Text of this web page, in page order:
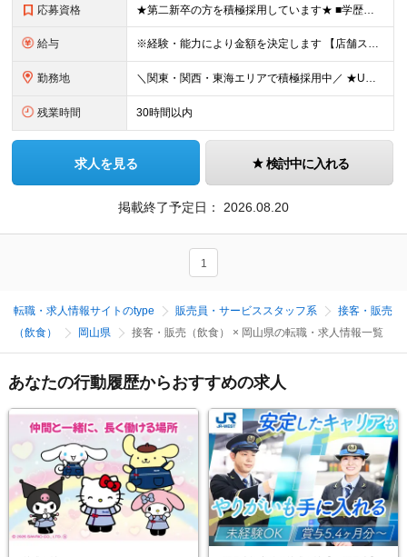
応募資格 ★第二新卒の方を積極採用しています★ ■学歴不問 ■業種・職種とも未経験OK！ ＼店長やエリアマネージャーの経験がある方は即戦力として／ 【ブランク・未経験の方も大歓迎】 大切なのは、スタッフや
給与 ※経験・能力により金額を決定します 【店舗スタッフスタート】 ■月給24万3000円～ ※上記金額には固定残業代（19時間分／29,300円）を含む。 ※上記を超える時間外労働分は追加で支給 ※引
勤務地 ＼関東・関西・東海エリアで積極採用中／ ★U・Iターン歓迎！ ★住居手当有り（規定あり） ★WEB面接1回のみ！ ★現在のお住まいから引っ越しが必要な場合には、 住居取得にかかる初期費用・引っ越し
残業時間 30時間以内
求人を見る 検討中に入れる
掲載終了予定日： 2026.08.20
1
転職・求人情報サイトのtype 販売員・サービススタッフ系
接客・販売
（飲食）
岡山県 接客・販売（飲食） × 岡山県の転職・求人情報一覧
あなたの行動履歴からおすすめの求人